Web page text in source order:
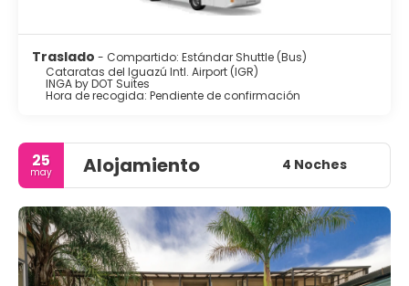
Traslado - Compartido: Estándar Shuttle (Bus)
Cataratas del Iguazú Intl. Airport (IGR)
INGA by DOT Suites
Hora de recogida: Pendiente de confirmación
25
may Alojamiento 4 Noches